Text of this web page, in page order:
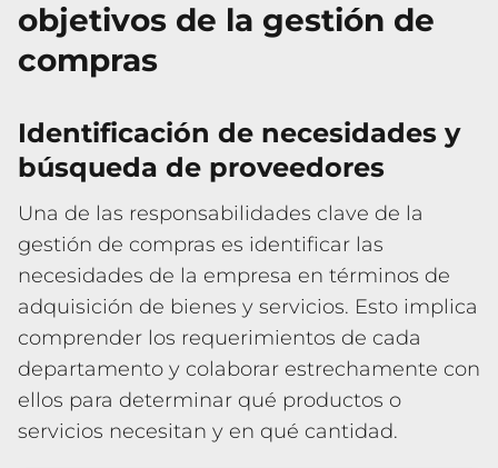
objetivos de la gestión de
compras
Identificación de necesidades y
búsqueda de proveedores
Una de las responsabilidades clave de la
gestión de compras es identificar las
necesidades de la empresa en términos de
adquisición de bienes y servicios. Esto implica
comprender los requerimientos de cada
departamento y colaborar estrechamente con
ellos para determinar qué productos o
servicios necesitan y en qué cantidad.